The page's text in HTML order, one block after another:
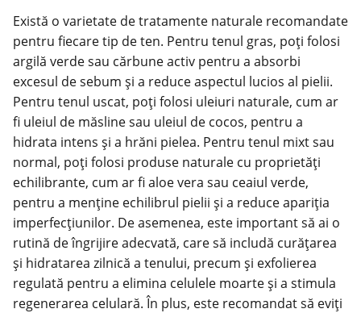
Există o varietate de tratamente naturale recomandate
pentru fiecare tip de ten. Pentru tenul gras, poți folosi
argilă verde sau cărbune activ pentru a absorbi
excesul de sebum și a reduce aspectul lucios al pielii.
Pentru tenul uscat, poți folosi uleiuri naturale, cum ar
fi uleiul de măsline sau uleiul de cocos, pentru a
hidrata intens și a hrăni pielea. Pentru tenul mixt sau
normal, poți folosi produse naturale cu proprietăți
echilibrante, cum ar fi aloe vera sau ceaiul verde,
pentru a menține echilibrul pielii și a reduce apariția
imperfecțiunilor. De asemenea, este important să ai o
rutină de îngrijire adecvată, care să includă curățarea
și hidratarea zilnică a tenului, precum și exfolierea
regulată pentru a elimina celulele moarte și a stimula
regenerarea celulară. În plus, este recomandat să eviți